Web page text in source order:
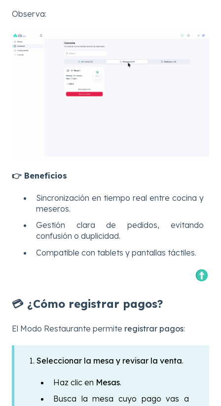
Observa:
👉 Beneficios
Sincronización en tiempo real entre cocina y
meseros.
Gestión clara de pedidos, evitando
confusión o duplicidad.
Compatible con tablets y pantallas táctiles.
💳 ¿Cómo registrar pagos?
El Modo Restaurante permite registrar pagos:
1. Seleccionar la mesa y revisar la venta.
Haz clic en Mesas.
Busca la mesa cuyo pago vas a